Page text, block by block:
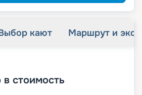
кают Маршрут и
стоимость